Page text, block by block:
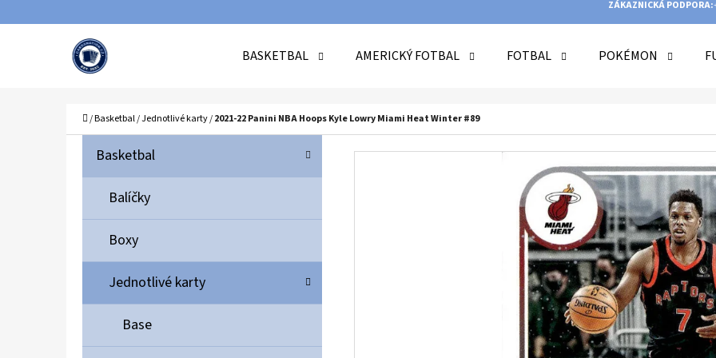
ZÁKAZNICKÁ PODPORA:
BASKETBAL AMERICKÝ FOTBAL FOTBAL POKÉMON
Domů
/Basketbal/Jednotlivé karty/2021-22 Panini NBA Hoops Kyle Lowry Miami Heat Winter #89
Přeskočit
kategorie
K
T
G
R
E
Basketbal
Balíčky
Boxy
Jednotlivé karty
Base
Zpět
Zpět
HLEDAT
DOPORUČUJEME